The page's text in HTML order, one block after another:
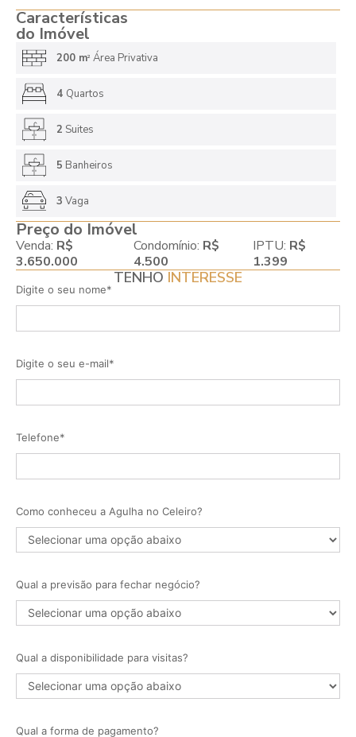
Características
do Imóvel
200 m2 Área Privativa
4 Quartos
2 Suites
5 Banheiros
3 Vaga
Preço do Imóvel
Venda: R$
3.650.000
Condomínio: R$
4.500
IPTU: R$
1.399
TENHO INTERESSE
Digite o seu nome*
Digite o seu e-mail*
Telefone*
Como conheceu a Agulha no Celeiro?
Qual a previsão para fechar negócio?
Qual a disponibilidade para visitas?
Qual a forma de pagamento?